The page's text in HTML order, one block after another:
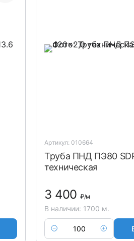
Артикул: 010664
Труба ПНД ПЭ80
техническая
3 400₽/м
В наличии: 1700 м.